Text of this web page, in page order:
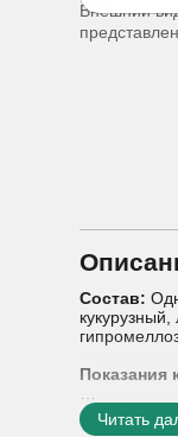
Внешний
Состав:
Показания
Способы
перерыв в
Читать